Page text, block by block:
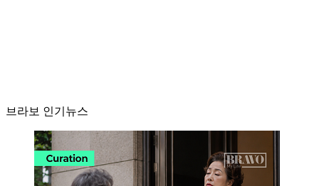
브라보 인기뉴스